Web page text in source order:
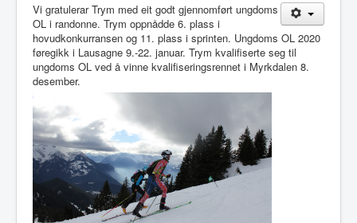
Minnefond
Vi gratulerar Trym med eit godt gjennomført ungdoms
OL i randonne. Trym oppnådde 6. plass i
hovudkonkurransen og 11. plass i sprinten. Ungdoms OL 2020
føregikk i Lausagne 9.-22. januar. Trym kvalifiserte seg til
ungdoms OL ved å vinne kvalifiseringsrennet i Myrkdalen 8.
desember.